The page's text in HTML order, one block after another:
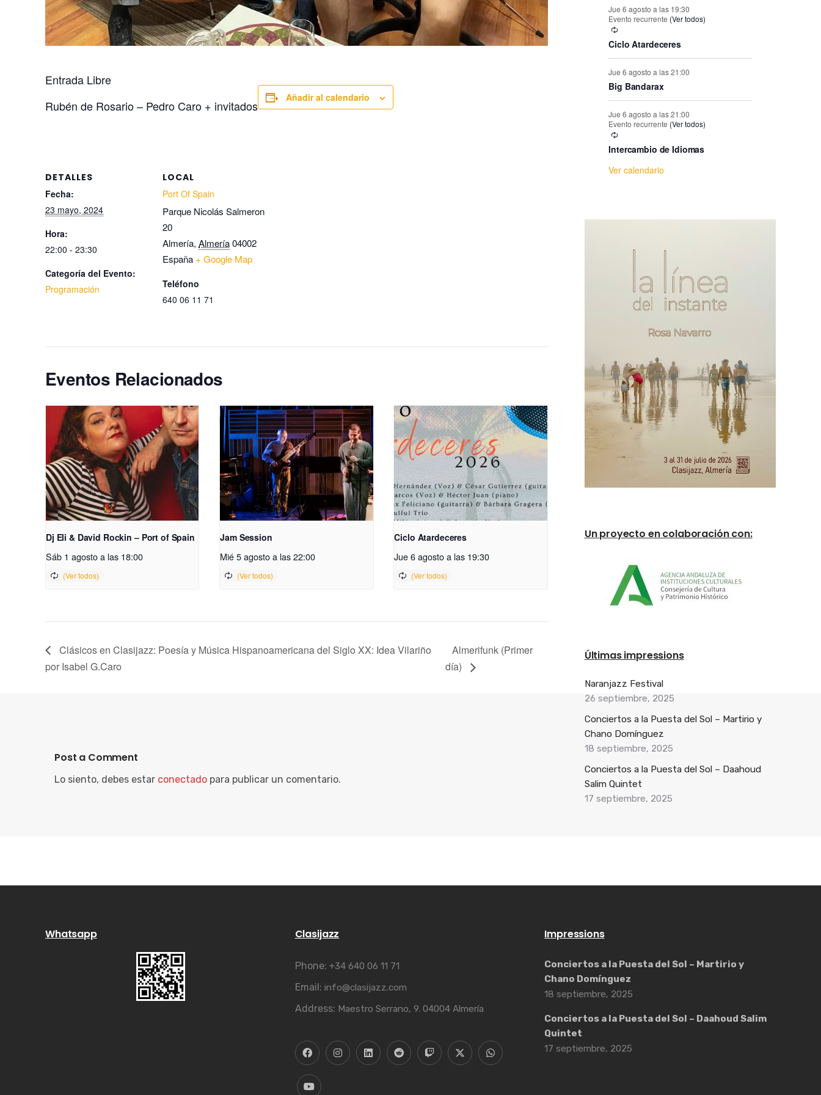
Entrada Libre
Rubén de Rosario – Pedro Caro + invitados
Añadir al calendario
DETALLES
Fecha:
23 mayo, 2024
Hora:
22:00 - 23:30
Categoría del Evento:
Programación
LOCAL
Port Of Spain
Parque Nicolás Salmeron
20
Almería, Almería04002
España + Google Map
Teléfono
640 06 11 71
Eventos Relacionados
Dj Eli & David Rockin – Port of Spain
Sáb 1 agosto a las 18:00
Jam Session
Mié 5 agosto a las 22:00
Ciclo Atardeceres
Jue 6 agosto a las 19:30
Clásicos en Clasijazz: Poesía y Música Hispanoamericana del Siglo XX: Idea Vilariño
por Isabel G.Caro
Almerifunk (Primer
día)
Post a Comment
Lo siento, debes estar conectado para publicar un comentario.
e
E
v
e
n
t
s
Jue 6 agosto a las 19:30
Evento recurrente (Ver todos)
Ciclo Atardeceres
Jue 6 agosto a las 21:00
Big Bandarax
Jue 6 agosto a las 21:00
Evento recurrente (Ver todos)
Intercambio de Idiomas
Ver calendario
Un proyecto en colaboración con:
Últimas impressions
Naranjazz Festival
26 septiembre, 2025
Conciertos a la Puesta del Sol – Martirio y
Chano Domínguez
18 septiembre, 2025
Conciertos a la Puesta del Sol – Daahoud
Salim Quintet
17 septiembre, 2025
Whatsapp Clasijazz
Phone: +34 640 06 11 71
Email: info@clasijazz.com
Address: Maestro Serrano, 9. 04004 Almería
Impressions
Conciertos a la Puesta del Sol – Martirio y
Chano Domínguez
18 septiembre, 2025
Conciertos a la Puesta del Sol – Daahoud Salim
Quintet
17 septiembre, 2025